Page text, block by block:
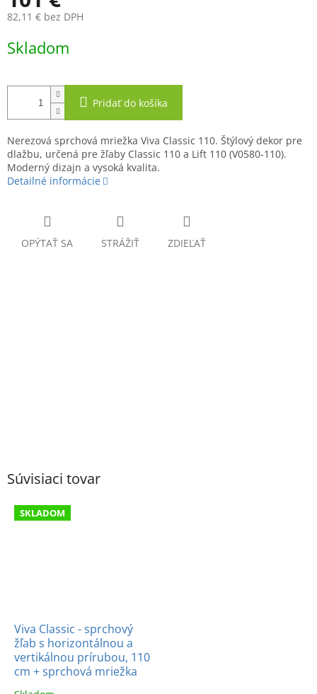
82,11 € bez DPH
cena:
Skladom
Pridať do košíka
Nerezová sprchová mriežka Viva Classic 110. Štýlový dekor pre
dlažbu, určená pre žľaby Classic 110 a Lift 110 (V0580-110).
Moderný dizajn a vysoká kvalita.
Detailné informácie
OPÝTAŤ SA STRÁŽIŤ ZDIEĽAŤ
Súvisiaci tovar
SKLADOM
Viva Classic - sprchový
žľab s horizontálnou a
vertikálnou prírubou, 110
cm + sprchová mriežka